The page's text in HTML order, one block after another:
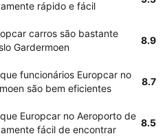
rápido e fácil
carros são bastante
Gardermoen
8.9
funcionários Europcar no
são bem eficientes
8.7
Europcar no Aeroporto de
fácil de encontrar
8.5